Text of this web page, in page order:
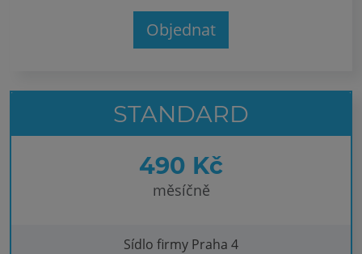
Objednat
STANDARD
490 Kč
měsíčně
Sídlo firmy Praha 4